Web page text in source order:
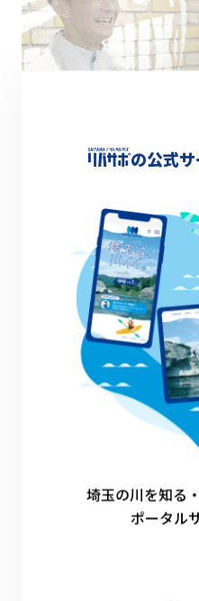
―今回コースで通っ
川が本社にすぐ近く
建設にとって川とは
古郡社長：弊社の発
利根川のすぐ近くの
時代には今ほど治水
のとき、弊社はその
の公式
埼玉の川を知る
ポータル